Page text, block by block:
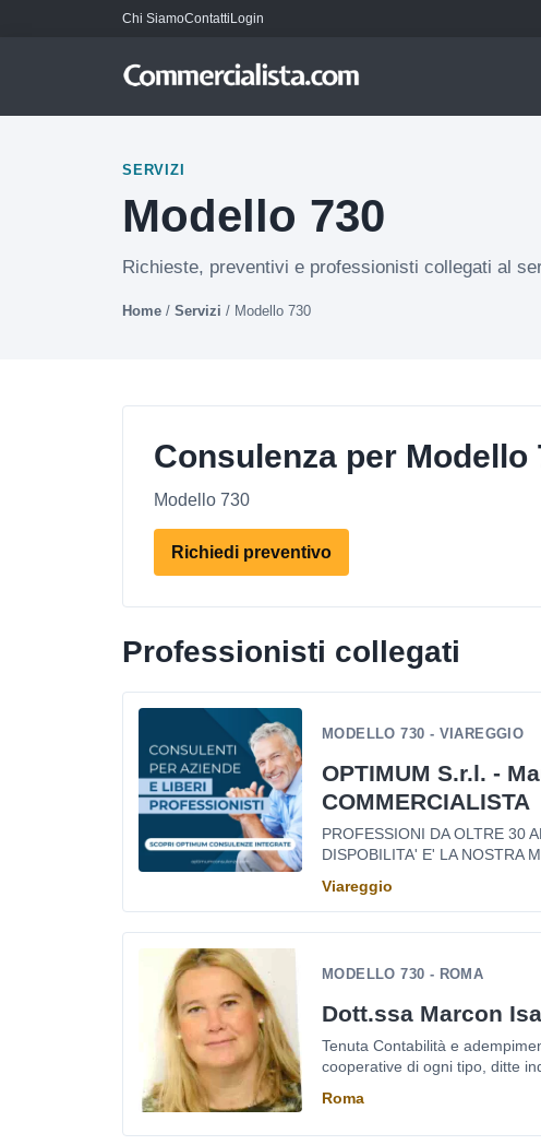
Chi SiamoContattiLogin
SERVIZI
Modello 730
Richieste, preventivi e professionisti collegati al
Home / Servizi / Modello 730
Consulenza per Modello
Modello 730
Richiedi preventivo
Professionisti collegati
MODELLO 730 - VIAREGGIO
OPTIMUM S.r.l. -
COMMERCIALISTA
PROFESSIONI DA OLTRE 30
DISPOBILITA' E' LA NOSTRA
Viareggio
MODELLO 730 - ROMA
Dott.ssa Marcon
Tenuta Contabilità e
cooperative di ogni tipo, ditte
Roma